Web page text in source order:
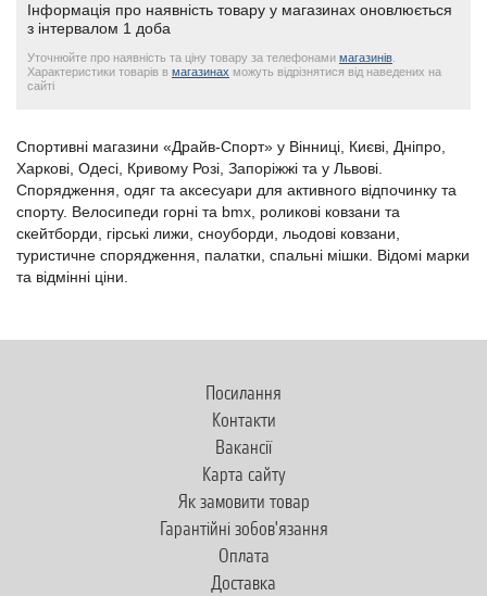
Інформація про наявність товару у магазинах оновлюється
з інтервалом 1 доба
Уточнюйте про наявність та ціну товару за телефонами магазинів
Характеристики товарів в магазинах можуть відрізнятися від наведених на
сайті
Спортивні магазини «Драйв-Спорт» у Вінниці, Києві, Дніпро,
Харкові, Одесі, Кривому Розі, Запоріжжі та у Львові.
Спорядження, одяг та аксесуари для активного відпочинку та
спорту. Велосипеди горні та bmx, роликові ковзани та
скейтборди, гірські лижи, сноуборди, льодові ковзани,
туристичне спорядження, палатки, спальні мішки. Відомі марки
та відмінні ціни.
Посилання
Контакти
Вакансії
Карта сайту
Як замовити товар
Гарантійні зобов'язання
Оплата
Доставка